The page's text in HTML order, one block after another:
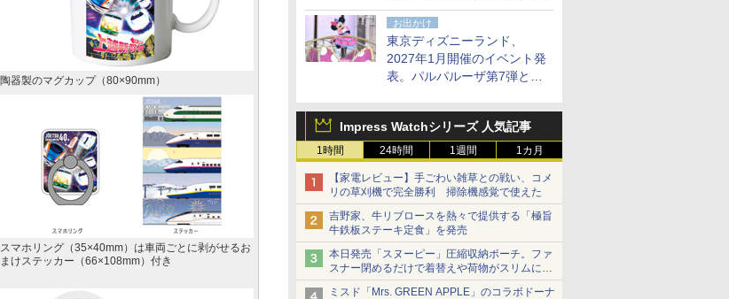
クストア/サンリオ新業態1号
店など
お出かけ
東京ディズニーランド、
2027年1月開催のイベント発
表。パルパルーザ第7弾とし
ド」を再演
Impress Watchシリーズ 人気記事
1時間 24時間 1週間 1カ月
【家電レビュー】手ごわい雑草との戦い、コメ
リの草刈機で完全勝利 掃除機感覚で使えた
吉野家、牛リブロースを熱々で提供する「極旨
牛鉄板ステーキ定食」を発売
本日発売「スヌーピー」圧縮収納ポーチ。ファ
スナー閉めるだけで着替えや荷物がスリムにま
とまる
ミスド「Mrs. GREEN APPLE」のコラボドーナ
陶器製のマグカップ（80×90mm）
スマホリング（35×40mm）は車両ごとに剥がせるお
まけステッカー（66×108mm）付き